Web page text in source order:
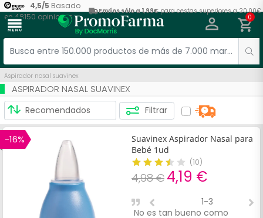
4,5/5 Basado
en48150 opiniones
Envíos sólo a 1,99€para cestas superiores a 20,00€
menu 0
Aspirador nasal suavinex
ASPIRADOR NASAL SUAVINEX
Filtrar
-16%
Suavinex Aspirador Nasal para
Bebé 1ud
(10)
4,98 € 4,19 €
No es tan bueno como
1-3